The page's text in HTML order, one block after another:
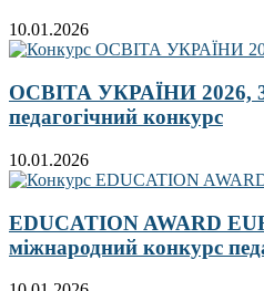
10.01.2026
ОСВІТА УКРАЇНИ 2026,
педагогічний конкурс
10.01.2026
EDUCATION AWARD
міжнародний конкурс